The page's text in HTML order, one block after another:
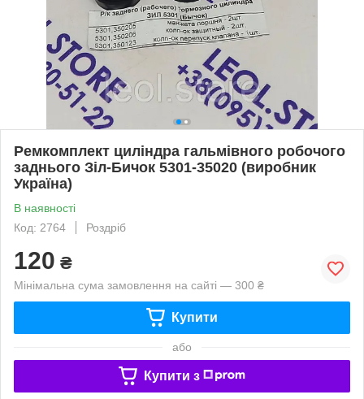
Ремкомплект циліндра гальмівного робочого
заднього Зіл-Бичок 5301-35020 (виробник
Україна)
В наявності
Код: 2764
Роздріб
120 ₴
Мінімальна сума замовлення на сайті — 300 ₴
Купити
або
Купити з